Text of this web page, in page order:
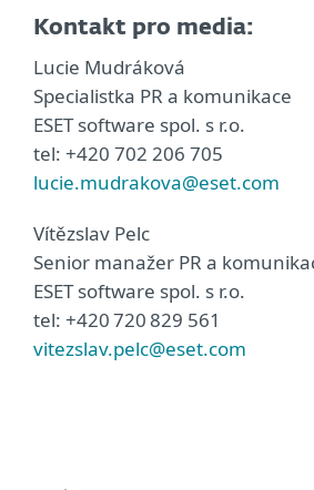
Kontakt pro media:
Lucie Mudráková
Specialistka PR a komunikace
ESET software spol. s r.o.
tel: +420 702 206 705
lucie.mudrakova@eset.com
Vítězslav Pelc
Senior manažer PR a
ESET software spol. s r.o.
tel: +420 720 829 561
vitezslav.pelc@eset.com